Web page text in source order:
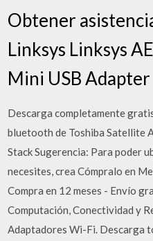
Obtener
Linksys Linksys
Mini USB Adapter
Descarga completamente
bluetooth de Toshiba Satellite
Stack Sugerencia: Para poder
necesites, crea Cómpralo en
Compra en 12 meses - Envío
Computación, Conectividad y
Adaptadores Wi-Fi. Descarga